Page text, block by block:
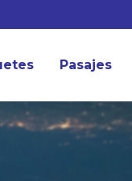
Pasajes